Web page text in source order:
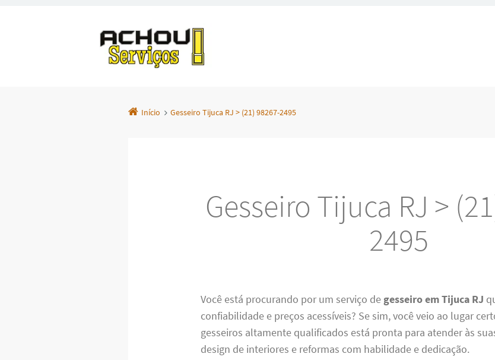
Início Gesseiro Tijuca RJ > (21) 98267-2495
Gesseiro Tijuca RJ >
2495
Você está procurando por um serviço de gesseiro em Tijuca RJ
confiabilidade e preços acessíveis? Se sim, você veio ao lugar
gesseiros altamente qualificados está pronta para atender às
design de interiores e reformas com habilidade e dedicação.